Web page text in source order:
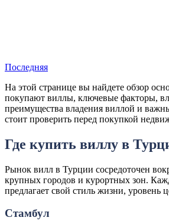
Последняя
На этой странице вы найдете обзор
покупают виллы, ключевые факторы,
преимущества владения виллой и
стоит проверить перед покупкой
Где купить виллу в
Рынок вилл в Турции сосредоточен
крупных городов и курортных зон.
предлагает свой стиль жизни, уровень
Стамбул